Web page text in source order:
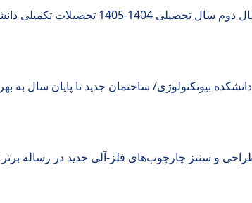
تحصیلات تکمیلی دانشکده بیوتکنولوژی
بیوتکنولوژی/ ساختمان جدید تا پایان سال به
و سنتز چارچوب‌های فلز-آلی جدید در رساله